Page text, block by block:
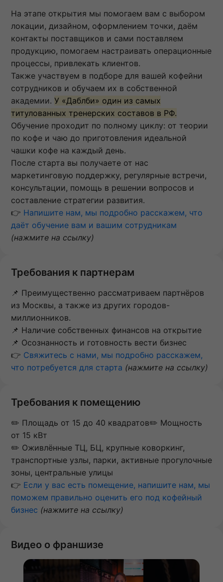
На этапе открытия мы помогаем вам с выбором
локации, дизайном, оформлением точки, даём
контакты поставщиков и сами поставляем
продукцию, помогаем настраивать операционные
процессы, привлекать клиентов.
Также участвуем в подборе для вашей кофейни
сотрудников и обучаем их в собственной
академии. У «Даблби» один из самых
титулованных тренерских составов в РФ.
Обучение проходит по полному циклу: от теории
по кофе и чаю до приготовления идеальной
чашки кофе на каждый день.
После старта вы получаете от нас
маркетинговую поддержку, регулярные встречи,
консультации, помощь в решении вопросов и
составление стратегии развития.
👉 Напишите нам, мы подробно расскажем, что
даёт обучение вам и вашим сотрудникам
(нажмите на ссылку)
Требования к партнерам
📌 Преимущественно рассматриваем партнёров
из Москвы, а также из других городов-
миллионников.
📌 Наличие собственных финансов на открытие
📌 Осознанность и готовность вести бизнес
👉 Свяжитесь с нами, мы подробно расскажем,
что потребуется для старта (нажмите на ссылку)
Требования к помещению
✏️ Площадь от 15 до 40 квадратов​​​​​​​✏️ Мощность
от 15 кВт
✏️ Оживлённые ТЦ, БЦ, крупные коворкинг,
транспортные узлы, парки, активные прогулочные
зоны, центральные улицы
👉 Если у вас есть помещение, напишите нам, мы
поможем правильно оценить его под кофейный
бизнес (нажмите на ссылку)
Видео о франшизе